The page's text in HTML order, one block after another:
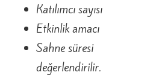
Katılımcı sayısı
Etkinlik amacı
Sahne süresi
değerlendirilir.